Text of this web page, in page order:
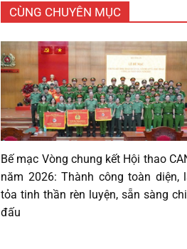
CÙNG CHUYÊN MỤC
Bế mạc Vòng chung kết Hội thao
năm 2026: Thành công toàn diện,
tỏa tinh thần rèn luyện, sẵn sàng
đấu